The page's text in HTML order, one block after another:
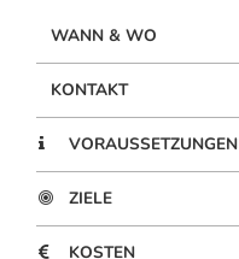
WANN & WO
KONTAKT
VORAUSSETZUNGEN
ZIELE
KOSTEN